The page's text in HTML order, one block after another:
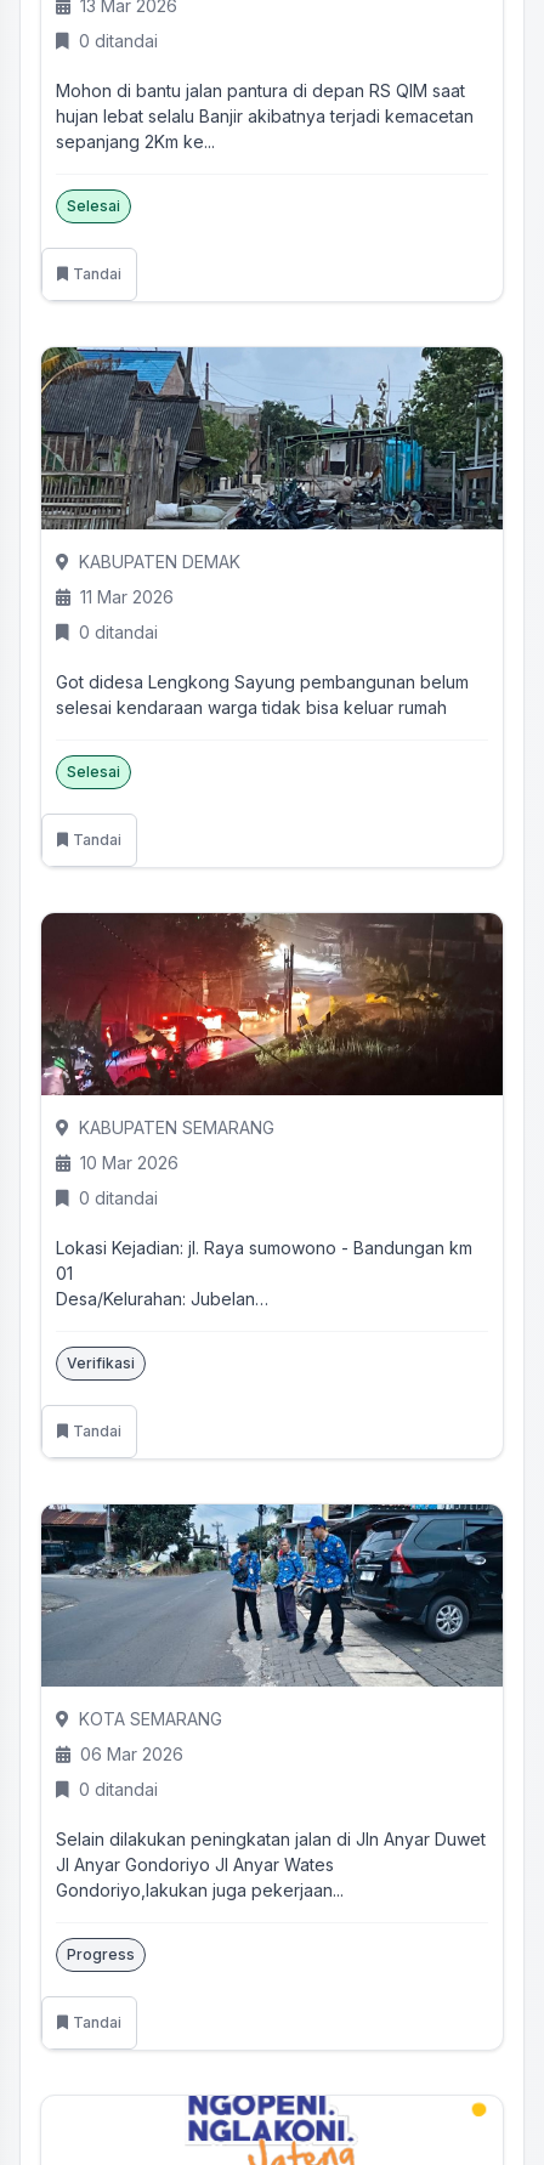
13 Mar 2026
0 ditandai
Mohon di bantu jalan pantura di depan RS QIM saat
hujan lebat selalu Banjir akibatnya terjadi kemacetan
sepanjang 2Km ke...
Selesai
Tandai
KABUPATEN DEMAK
11 Mar 2026
0 ditandai
Got didesa Lengkong Sayung pembangunan belum
selesai kendaraan warga tidak bisa keluar rumah
Selesai
Tandai
KABUPATEN SEMARANG
10 Mar 2026
0 ditandai
Lokasi Kejadian: jl. Raya sumowono - Bandungan km
01
Desa/Kelurahan: Jubelan
Kabupaten/Kota...
Verifikasi
Tandai
KOTA SEMARANG
06 Mar 2026
0 ditandai
Selain dilakukan peningkatan jalan di Jln Anyar Duwet
Jl Anyar Gondoriyo Jl Anyar Wates
Gondoriyo,lakukan juga pekerjaan...
Progress
Tandai